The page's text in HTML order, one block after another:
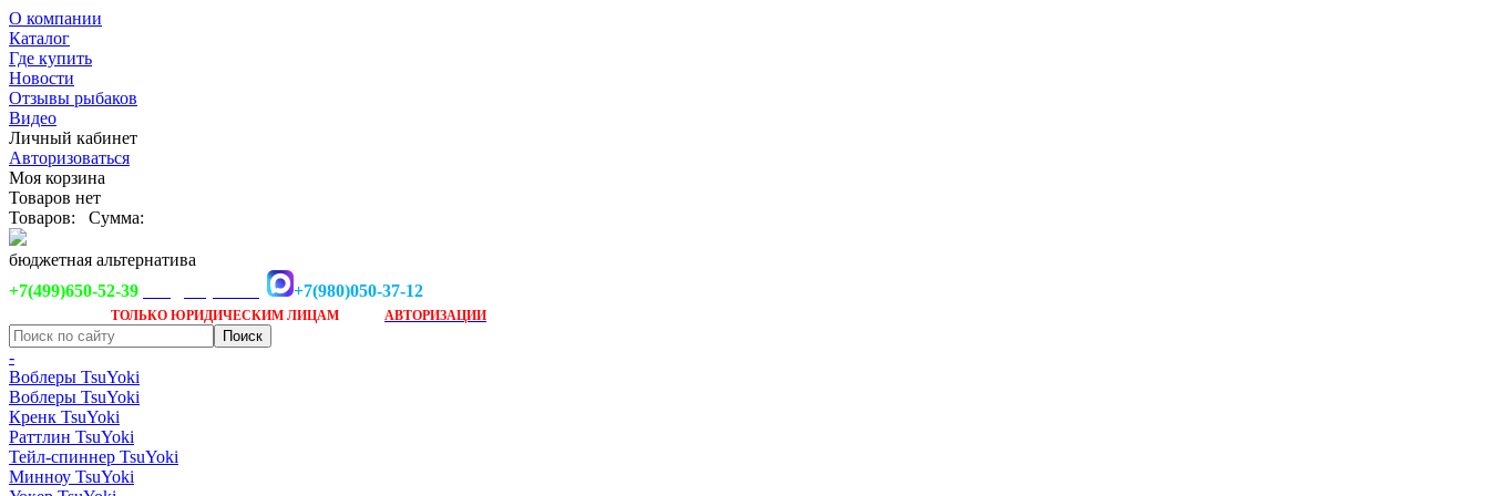
О компании
Каталог
Где купить
Новости
Отзывы рыбаков
Видео
Личный кабинет
Авторизоваться
Моя корзина
Товаров нет
Товаров:
Сумма:
бюджетная альтернатива
+7(499)650-52-39
+7(980)050-37-12
ТОЛЬКО ЮРИДИЧЕСКИМ ЛИЦАМ АВТОРИЗАЦИИ
-
Воблеры TsuYoki
Воблеры TsuYoki
Кренк TsuYoki
Раттлин TsuYoki
Тейл-спиннер TsuYoki
Минноу TsuYoki